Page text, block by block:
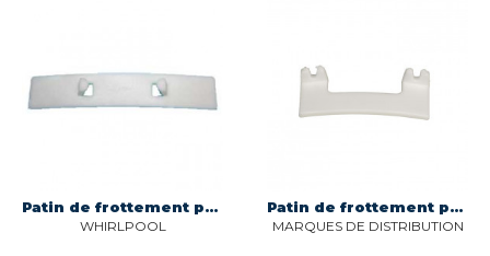
Patin de frottement pour seche-linge Whirlpool C00095534
WHIRLPOOL
Patin de frottement pour seche-linge Sogedis 44702
MARQUES DE DISTRIBUTION